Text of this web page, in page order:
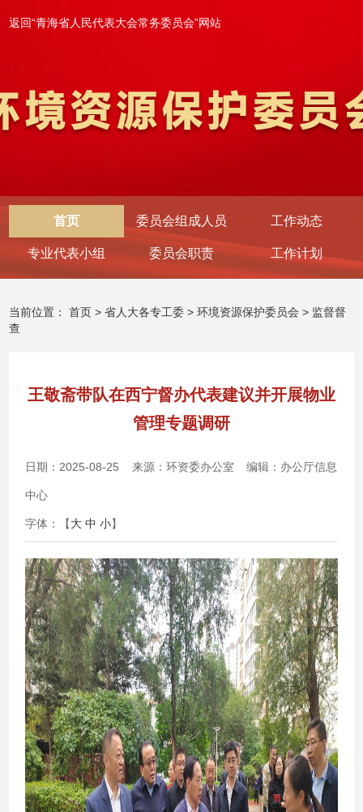
返回“青海省人民代表大会常务委员会”网站
首页 委员会组成人员 工作动态
专业代表小组 委员会职责 工作计划
当前位置：首页 >省人大各专工委 >环境资源保护委员会 > 监督督
查
王敬斋带队在西宁督办代表建议并开展物业
管理专题调研
日期：2025-08-25 来源：环资委办公室 编辑：办公厅信息
中心
字体：【大 中 小】